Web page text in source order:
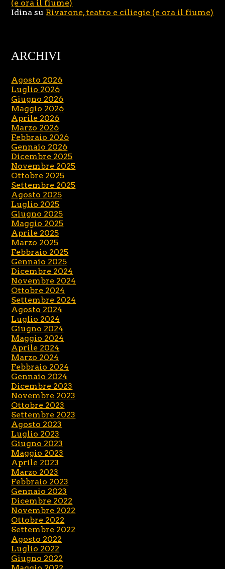
(e ora il fiume)
Idina su Rivarone, teatro e ciliegie (e ora il fiume)
ARCHIVI
Agosto 2026
Luglio 2026
Giugno 2026
Maggio 2026
Aprile 2026
Marzo 2026
Febbraio 2026
Gennaio 2026
Dicembre 2025
Novembre 2025
Ottobre 2025
Settembre 2025
Agosto 2025
Luglio 2025
Giugno 2025
Maggio 2025
Aprile 2025
Marzo 2025
Febbraio 2025
Gennaio 2025
Dicembre 2024
Novembre 2024
Ottobre 2024
Settembre 2024
Agosto 2024
Luglio 2024
Giugno 2024
Maggio 2024
Aprile 2024
Marzo 2024
Febbraio 2024
Gennaio 2024
Dicembre 2023
Novembre 2023
Ottobre 2023
Settembre 2023
Agosto 2023
Luglio 2023
Giugno 2023
Maggio 2023
Aprile 2023
Marzo 2023
Febbraio 2023
Gennaio 2023
Dicembre 2022
Novembre 2022
Ottobre 2022
Settembre 2022
Agosto 2022
Luglio 2022
Giugno 2022